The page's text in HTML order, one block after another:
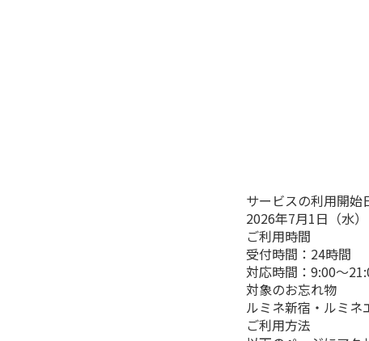
サービスの利用開始
2026年7月1日（水）
ご利用時間
受付時間：24時間
対応時間：9:00～
対象のお忘れ物
ルミネ新宿・ルミネ
ご利用方法